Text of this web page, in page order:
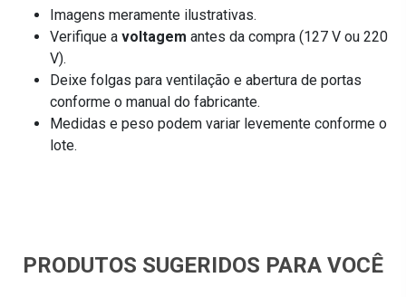
Imagens meramente ilustrativas.
Verifique a voltagem antes da compra (127 V ou 220
V).
Deixe folgas para ventilação e abertura de portas
conforme o manual do fabricante.
Medidas e peso podem variar levemente conforme o
lote.
PRODUTOS SUGERIDOS PARA VOCÊ